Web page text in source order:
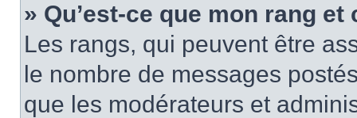
» Qu’est-ce que mon rang
Les rangs, qui peuvent être
le nombre de messages
que les modérateurs et